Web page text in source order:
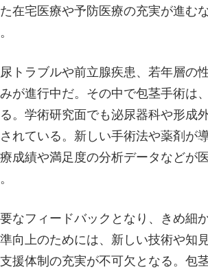
在宅医療や予防医療の充実が進む
トラブルや前立腺疾患、若年層の
が進行中だ。その中で包茎手術は
。学術研究面でも泌尿器科や形成
れている。新しい手術法や薬剤が
成績や満足度の分析データなどが
なフィードバックとなり、きめ細
向上のためには、新しい技術や知
援体制の充実が不可欠となる。包